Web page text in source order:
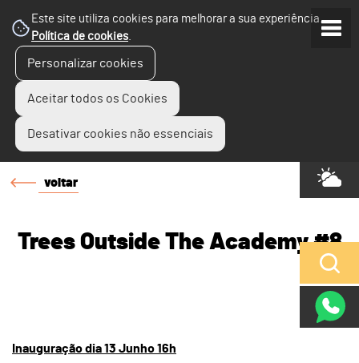
Este site utiliza cookies para melhorar a sua experiência.
Política de cookies.
Personalizar cookies
Aceitar todos os Cookies
Desativar cookies não essenciais
voltar
Trees Outside The Academy #8
Inauguração dia 13 Junho 16h